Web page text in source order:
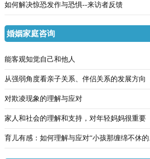
如何解决惊恐发作与恐惧--来访者反馈
婚姻家庭咨询
能客观知觉自己和他人
从强弱角度看亲子关系、伴侣关系的发展方向
对欺凌现象的理解与应对
家人和社会的理解和支持，对年轻妈妈很重要
育儿有感：如何理解与应对“小孩那缠绵不休的..